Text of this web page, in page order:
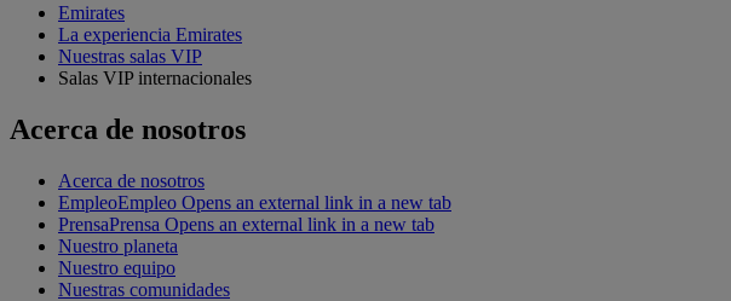
Emirates
La experiencia Emirates
Nuestras salas VIP
Salas VIP internacionales
Acerca de nosotros
Acerca de nosotros
EmpleoEmpleo Opens an external link in a new tab
PrensaPrensa Opens an external link in a new tab
Nuestro planeta
Nuestro equipo
Nuestras comunidades